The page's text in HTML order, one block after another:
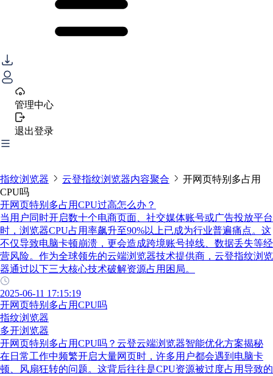
管理中心
退出登录
指纹浏览器 云登指纹浏览器内容聚合
开网页特别多占用
CPU吗
开网页特别多占用CPU过高怎么办？
当用户同时开启数十个电商页面、社交媒体账号或广告投放平台
时，浏览器CPU占用率飙升至90%以上已成为行业普遍痛点。这
不仅导致电脑卡顿崩溃，更会造成跨境账号掉线、数据丢失等经
营风险。作为全球领先的云端浏览器技术提供商，云登指纹浏览
器通过以下三大核心技术破解资源占用困局。
2025-06-11 17:15:19
开网页特别多占用CPU吗
指纹浏览器
多开浏览器
开网页特别多占用CPU吗？云登云端浏览器智能优化方案揭秘
在日常工作中频繁开启大量网页时，许多用户都会遇到电脑卡
顿、风扇狂转的问题。这背后往往是CPU资源被过度占用导致的